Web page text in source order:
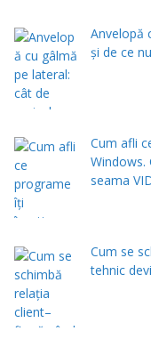
Anvelopă
și de ce
Cum afli
Windows.
seama
Cum se
tehnic